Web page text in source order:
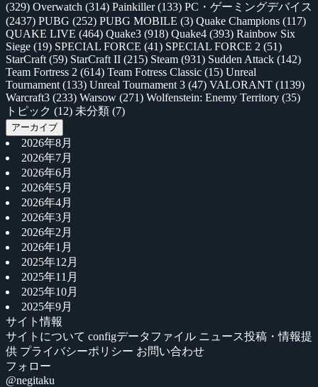
(329) Overwatch (314) Painkiller(133) PC・ゲーミングデバイス
(2437) PUBG (252) PUBG MOBILE (3) Quake Champions (117)
QUAKE LIVE (464) Quake3 (918) Quake4 (393) Rainbow Six
Siege (19) SPECIAL FORCE (41) SPECIAL FORCE 2 (51)
StarCraft (59) StarCraft II (215) Steam (931) Sudden Attack (142)
Team Fortress 2 (614) Team Fotress Classic (15) Unreal
Tournament (133) Unreal Tournament 3 (47) VALORANT (1139)
Warcraft3 (233) Warsow (271) Wolfenstein: Enemy Territory (35)
トピック (12) 未分類 (7)
アーカイブ
2026年8月
2026年7月
2026年6月
2026年5月
2026年4月
2026年3月
2026年2月
2026年1月
2025年12月
2025年11月
2025年10月
2025年9月
サイト情報
サイトについて configデータファイル ニュース投稿・情報提
供 プライバシーポリシー お問い合わせ
フォロー
@negitaku